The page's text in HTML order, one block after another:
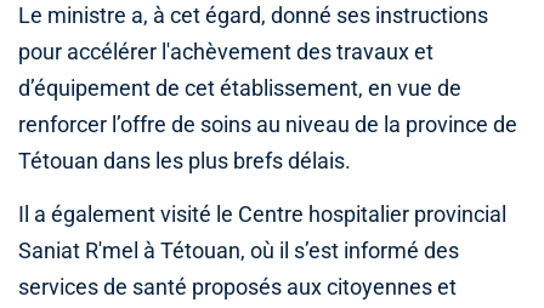
Le ministre a, à cet égard, donné ses instructions
pour accélérer l'achèvement des travaux et
d’équipement de cet établissement, en vue de
renforcer l’offre de soins au niveau de la province de
Tétouan dans les plus brefs délais.
Il a également visité le Centre hospitalier provincial
Saniat R'mel à Tétouan, où il s’est informé des
services de santé proposés aux citoyennes et